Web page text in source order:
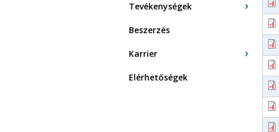
Tevékenységek
Beszerzés
Karrier
Elérhetőségek